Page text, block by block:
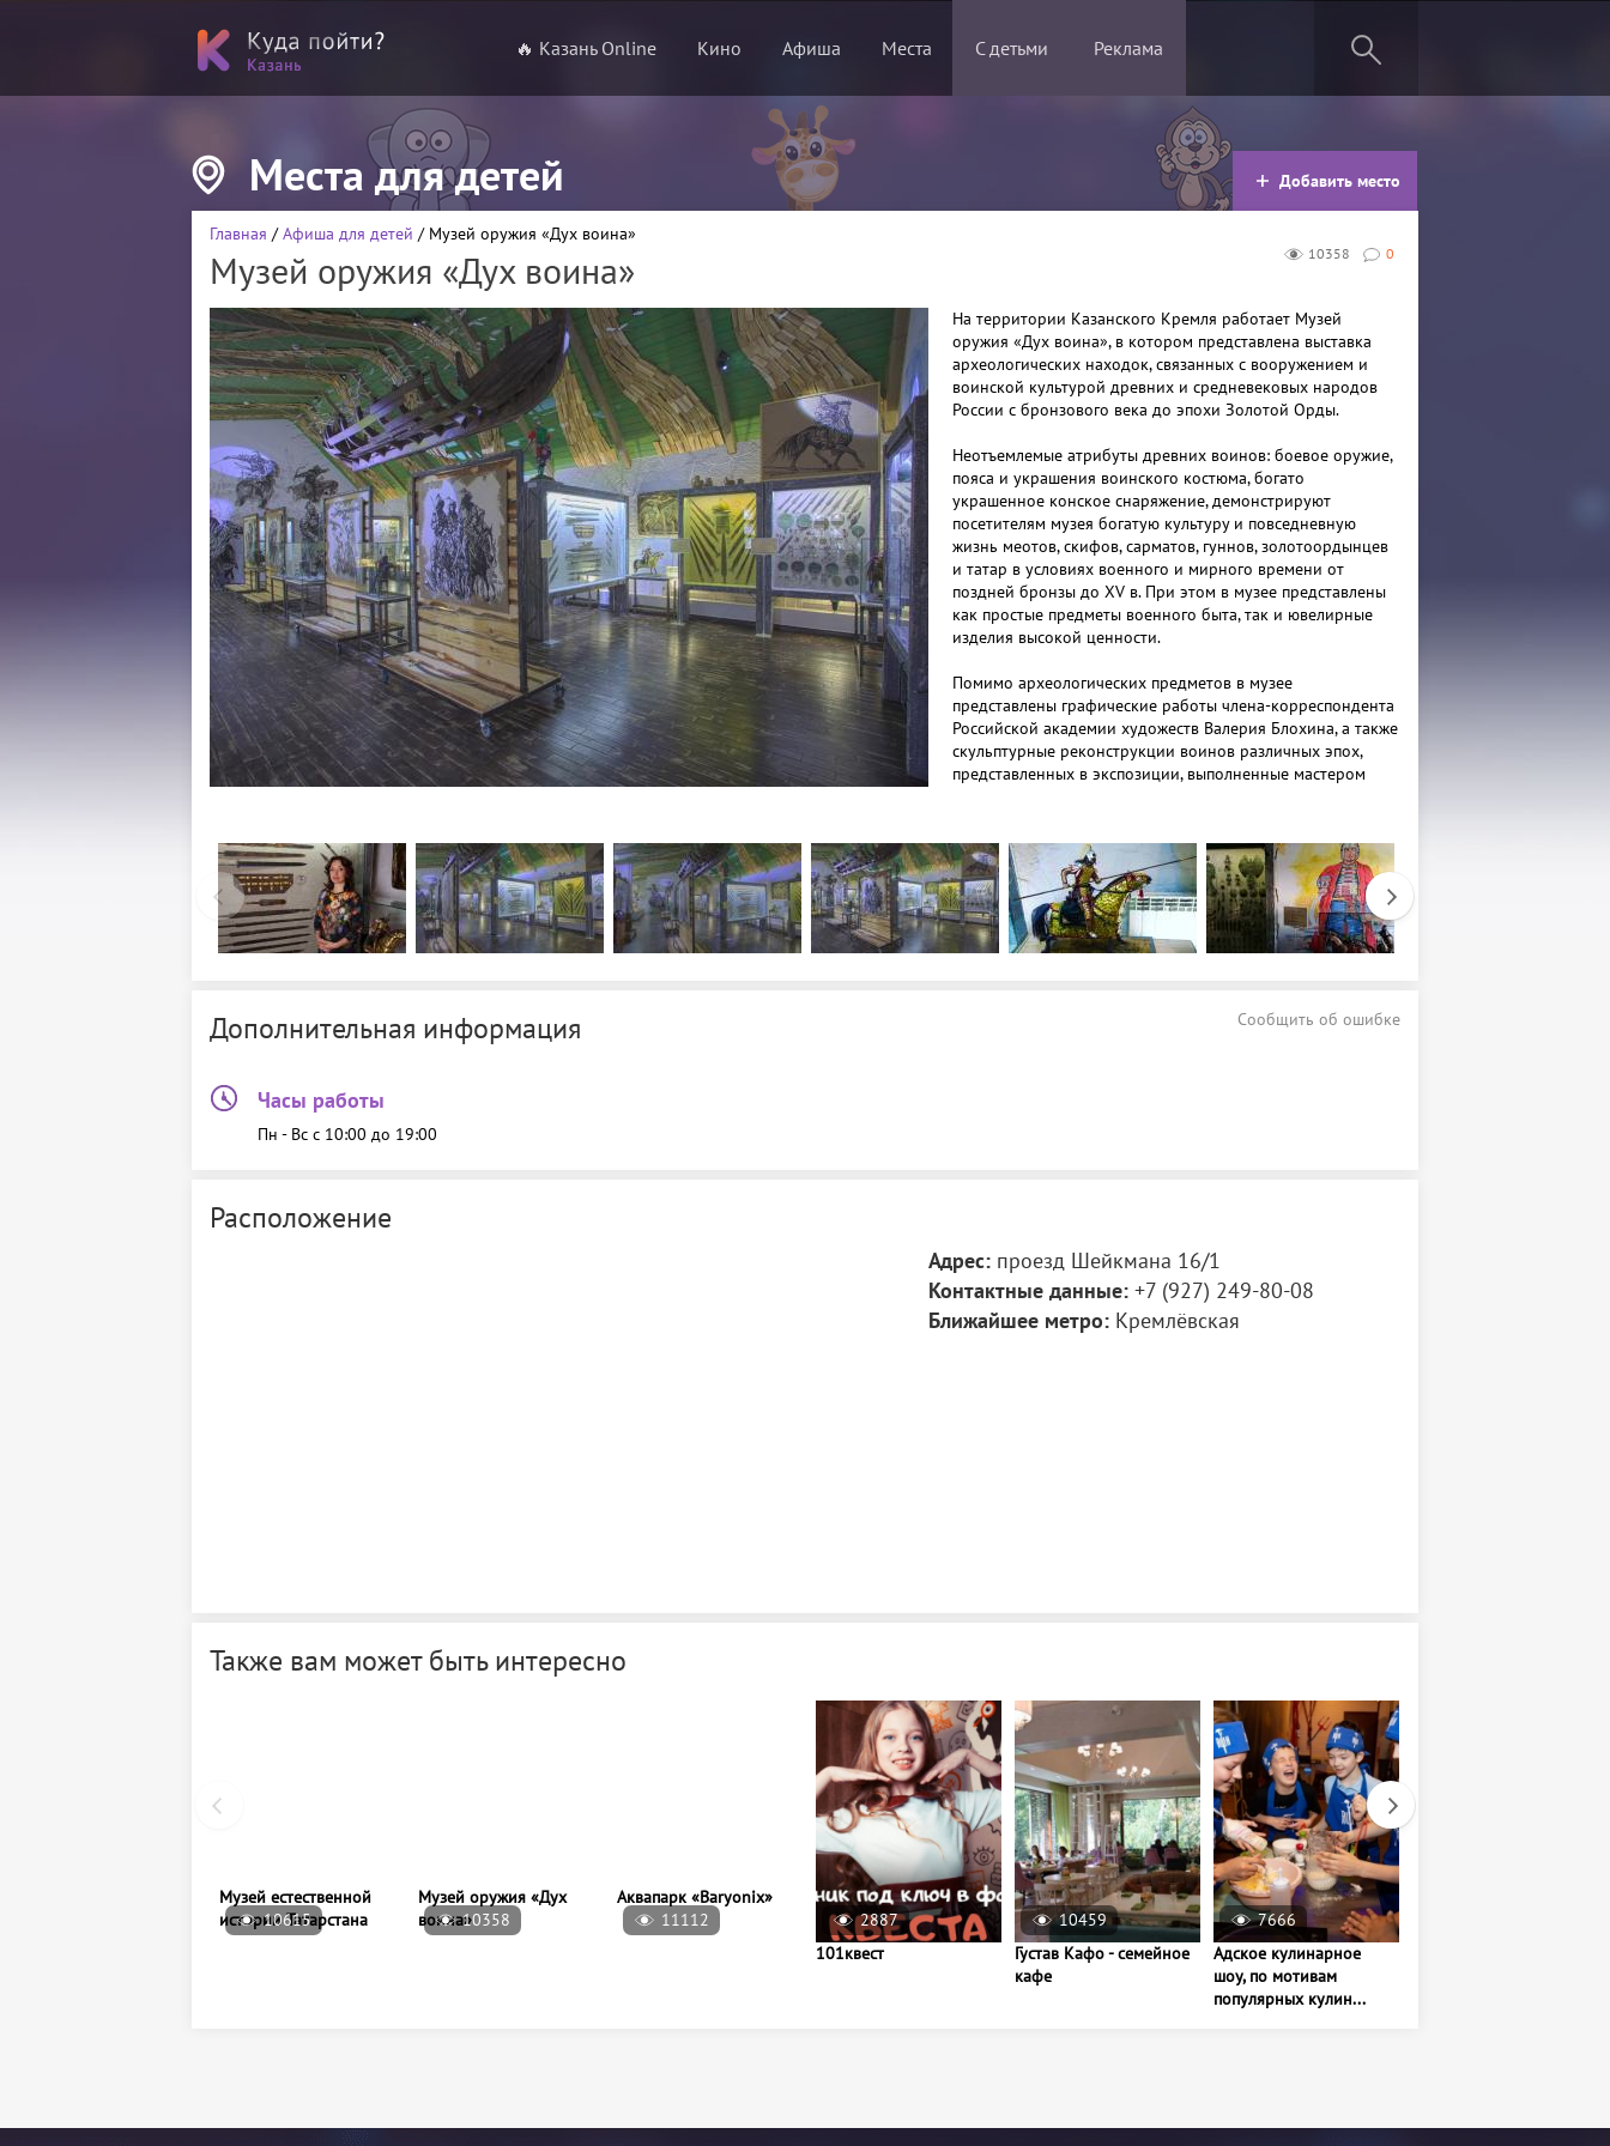
🔥 Казань Online Кино Афиша Места С детьми Реклама
Места для детей Добавить место
Главная /Афиша для детей / Музей оружия «Дух воина»
0
10358
Музей оружия «Дух воина»
На территории Казанского Кремля работает Музей
оружия «Дух воина», в котором представлена выставка
археологических находок, связанных с вооружением и
воинской культурой древних и средневековых народов
России с бронзового века до эпохи Золотой Орды.
Неотъемлемые атрибуты древних воинов: боевое оружие,
пояса и украшения воинского костюма, богато
украшенное конское снаряжение, демонстрируют
посетителям музея богатую культуру и повседневную
жизнь меотов, скифов, сарматов, гуннов, золотоордынцев
и татар в условиях военного и мирного времени от
поздней бронзы до XV в. При этом в музее представлены
как простые предметы военного быта, так и ювелирные
изделия высокой ценности.
Помимо археологических предметов в музее
представлены графические работы члена-корреспондента
Российской академии художеств Валерия Блохина, а также
скульптурные реконструкции воинов различных эпох,
представленных в экспозиции, выполненные мастером
представить воинов прошлого и совместить свое
восприятие предметного мира с его воплощением в
миниатюре.
Стоимость билетов:
- Взрослый билет: 250 ₽
Сообщить об ошибке
Дополнительная информация
Часы работы
Пн - Вс c 10:00 до 19:00
Расположение
Адрес: проезд Шейкмана 16/1
Контактные данные: +7 (927) 249-80-08
Ближайшее метро: Кремлёвская
Также вам может быть интересно
10615
10358
11112
2887
101квест
10459
Густав Кафо - семейное
кафе
7666
Адское кулинарное
шоу, по мотивам
популярных кулин...